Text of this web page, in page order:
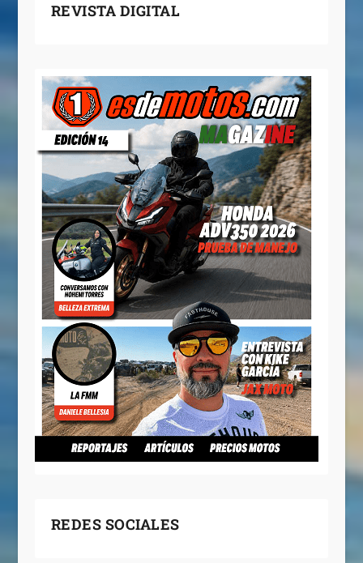
REVISTA DIGITAL
REDES SOCIALES